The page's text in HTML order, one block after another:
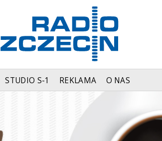
STUDIO S-1 REKLAMA O NAS